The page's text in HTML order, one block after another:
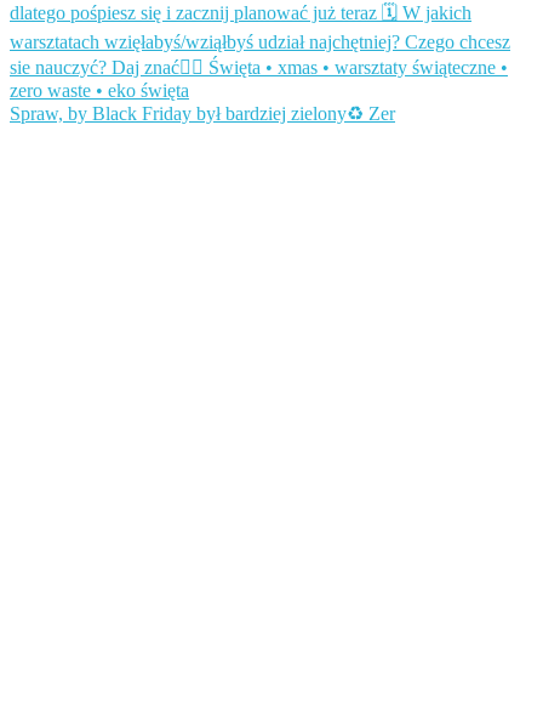
Spraw, by Black Friday był bardziej zielony♻️ Zer